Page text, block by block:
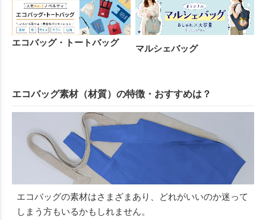
エコバッグ・トートバッグ
マルシェバッグ
エコバッグ素材（材質）の特徴・おすすめは？
エコバッグの素材はさまざまあり、どれがいいのか迷って
しまう方もいるかもしれません。